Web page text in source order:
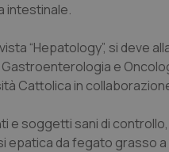
intestinale.
“Hepatology”, si deve
e
Cattolica in
e soggetti sani di
epatica da fegato grasso